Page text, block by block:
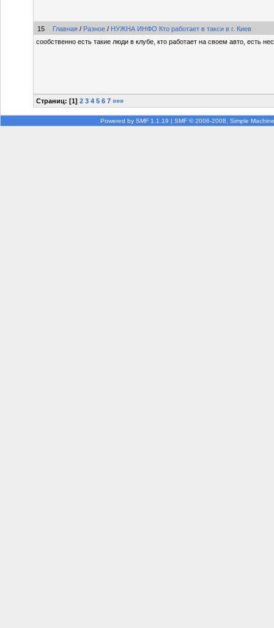
15 Главная / Разное / НУЖНА ИНФО Кто работает в такси в г. Киев
сообственно есть такие люди в клубе, кто работает на своем авто, есть
Страниц: [1] 2 3 4 5 6 7 »»»
Powered by SMF 1.1.19 | SMF © 2006-2008, Simple